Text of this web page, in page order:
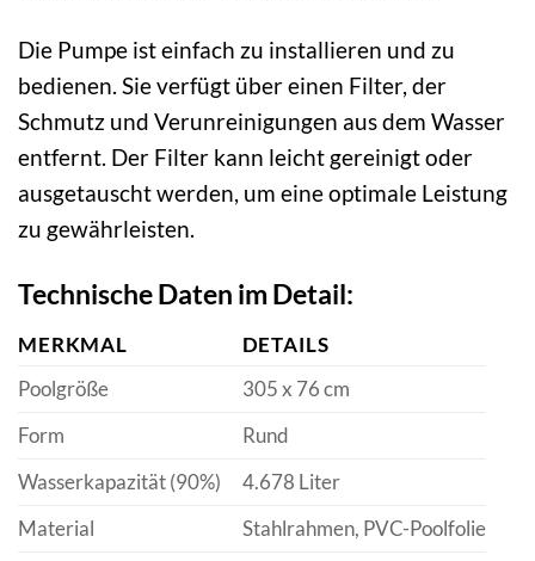
Die Pumpe ist einfach zu installieren und zu
bedienen. Sie verfügt über einen Filter, der
Schmutz und Verunreinigungen aus dem Wasser
entfernt. Der Filter kann leicht gereinigt oder
ausgetauscht werden, um eine optimale Leistung
zu gewährleisten.
Technische Daten im Detail:
MERKMAL
DETAILS
Poolgröße
305 x 76 cm
Form
Rund
Wasserkapazität (90%)
4.678 Liter
Material
Stahlrahmen, PVC-Poolfolie